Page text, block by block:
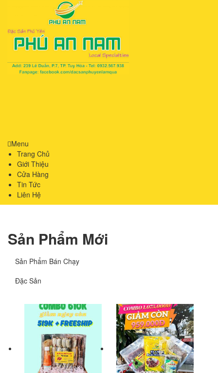
Menu
Trang Chủ
Giới Thiệu
Cửa Hàng
Tin Tức
Liên Hệ
Sản Phẩm Mới
Sản Phẩm Bán Chạy
Đặc Sản